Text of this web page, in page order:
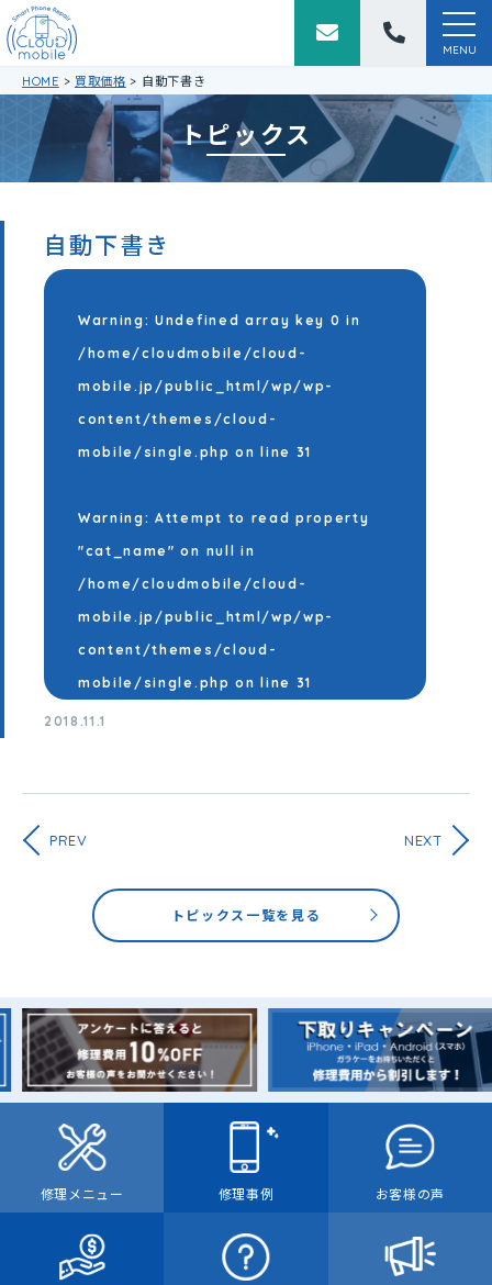
MENU
HOME > 買取価格 > 自動下書き
トピックス
自動下書き
Warning: Undefined array key 0 in
/home/cloudmobile/cloud-
mobile.jp/public_html/wp/wp-
content/themes/cloud-
mobile/single.php on line 31
Warning: Attempt to read property
"cat_name" on null in
/home/cloudmobile/cloud-
mobile.jp/public_html/wp/wp-
content/themes/cloud-
mobile/single.php on line 31
2018.11.1
PREV NEXT
トピックス一覧を見る
修理メニュー 修理事例 お客様の声